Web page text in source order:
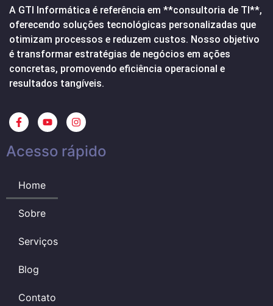
A GTI Informática é referência em **consultoria de TI**,
oferecendo soluções tecnológicas personalizadas que
otimizam processos e reduzem custos. Nosso objetivo
é transformar estratégias de negócios em ações
concretas, promovendo eficiência operacional e
resultados tangíveis.
Acesso rápido
Home
Sobre
Serviços
Blog
Contato